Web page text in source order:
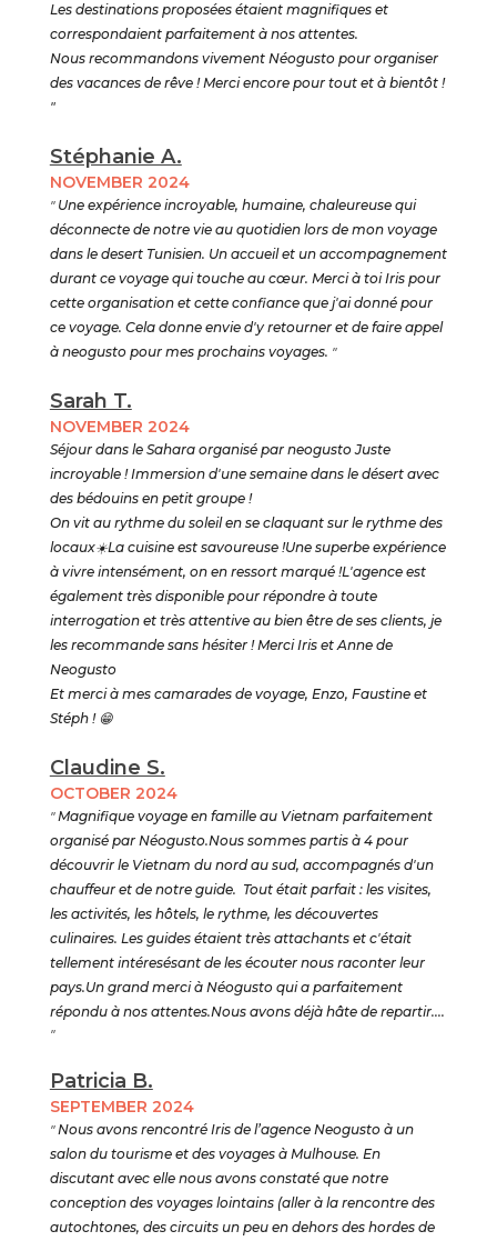
Les destinations proposées étaient magnifiques et
correspondaient parfaitement à nos attentes.
Nous recommandons vivement Néogusto pour organiser
des vacances de rêve ! Merci encore pour tout et à bientôt !
"
Stéphanie A.
NOVEMBER 2024
" Une expérience incroyable, humaine, chaleureuse qui
déconnecte de notre vie au quotidien lors de mon voyage
dans le desert Tunisien. Un accueil et un accompagnement
durant ce voyage qui touche au cœur. Merci à toi Iris pour
cette organisation et cette confiance que j'ai donné pour
ce voyage. Cela donne envie d'y retourner et de faire appel
à neogusto pour mes prochains voyages. "
Sarah T.
NOVEMBER 2024
Séjour dans le Sahara organisé par neogusto Juste
incroyable ! Immersion d'une semaine dans le désert avec
des bédouins en petit groupe !
On vit au rythme du soleil en se claquant sur le rythme des
locaux☀️La cuisine est savoureuse !Une superbe expérience
à vivre intensément, on en ressort marqué !L'agence est
également très disponible pour répondre à toute
interrogation et très attentive au bien être de ses clients, je
les recommande sans hésiter ! Merci Iris et Anne de
Neogusto
Et merci à mes camarades de voyage, Enzo, Faustine et
Stéph ! 😁
Claudine S.
OCTOBER 2024
"Magnifique voyage en famille au Vietnam parfaitement
organisé par Néogusto.Nous sommes partis à 4 pour
découvrir le Vietnam du nord au sud, accompagnés d'un
chauffeur et de notre guide. Tout était parfait : les visites,
les activités, les hôtels, le rythme, les découvertes
culinaires. Les guides étaient très attachants et c'était
tellement intéresésant de les écouter nous raconter leur
pays.Un grand merci à Néogusto qui a parfaitement
répondu à nos attentes.Nous avons déjà hâte de repartir....
"
Patricia B.
SEPTEMBER 2024
"Nous avons rencontré Iris de l’agence Neogusto à un
salon du tourisme et des voyages à Mulhouse. En
discutant avec elle nous avons constaté que notre
conception des voyages lointains (aller à la rencontre des
autochtones, des circuits un peu en dehors des hordes de